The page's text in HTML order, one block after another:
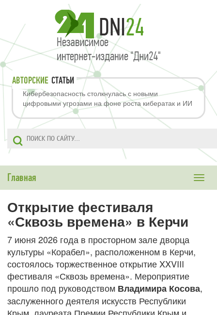
АВТОРСКИЕ СТАТЬИ
Кибербезопасность столкнулась с новыми
цифровыми угрозами на фоне роста кибератак и ИИ
Toggle
Главная
Открытие фестиваля
«Сквозь времена» в Керчи
7 июня 2026 года в просторном зале дворца
культуры «Корабел», расположенном в Керчи,
состоялось торжественное открытие XXVIII
фестиваля «Сквозь времена». Мероприятие
прошло под руководством Владимира Косова,
заслуженного деятеля искусств Республики